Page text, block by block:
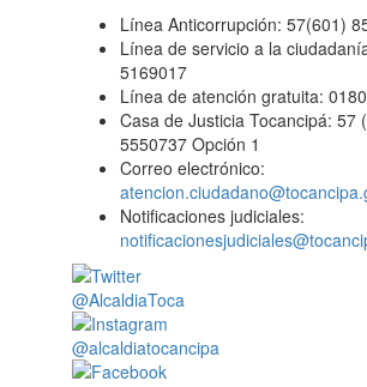
Línea Anticorrupción: 57(601)
Línea de servicio a la
5169017
Línea de atención gratuita:
Casa de Justicia Tocancipá: 57
5550737 Opción 1
Correo electrónico:
Notificaciones judiciales:
@AlcaldiaToca
@alcaldiatocancipa